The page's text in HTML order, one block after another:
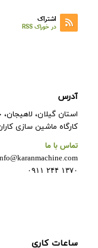
اشتراک
در خوراک RSS
آدرس
استان گیلان، لاهیجان،
کارگاه ماشین سازی
تماس با ما
۱۳۷۰ ۲۴۴ ۰۹۱۱
ساعات کاری